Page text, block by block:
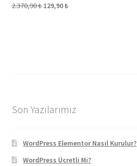
2.370,90₺ Orijinal
129,90₺Şu
Son Yazılarımız
WordPress Elementor Nasıl Kurulur?
WordPress Ücretli Mi?